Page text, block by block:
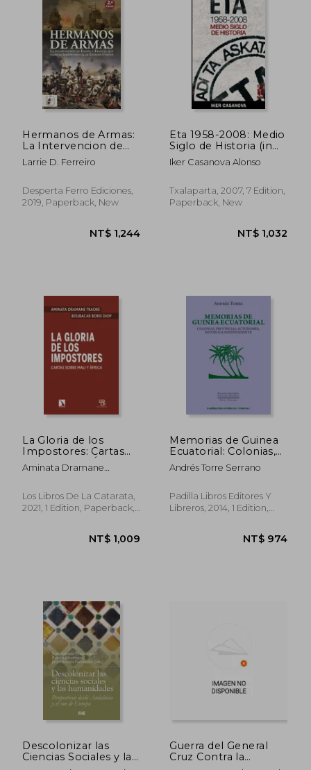
NT$ 1,303 NT$
Hermanos de Armas:
La Intervencion de
España y Francia que
Salvo la
Estados Unidos (in
Spanish)
Larrie D. Ferreiro
Desperta Ferro Ediciones,
2019, Paperback, New
NT$ 1,244
Eta 1958-2008: Medio
Siglo de Historia (in
Spanish)
Iker Casanova Alonso
Txalaparta, 2007, 7 Edition,
Paperback, New
NT$
La Gloria de los
Impostores: Cartas
Sobre Mali y África:
868 (Mayor) (in
Aminata Dramane
Boris Diop
Los Libros De La Catarata,
2021, 1 Edition, Paperback,
Memorias de Guinea
Ecuatorial: Colonias,
Provincias,
Autonomía,
Independiente
(Biblioteca
Ensayo) (in Spanish)
Andrés Torre Serrano
Padilla Libros Editores Y
Libreros, 2014, 1 Edition,
Descolonizar las
Ciencias Sociales y las
Guerra del General
Cruz Contra la